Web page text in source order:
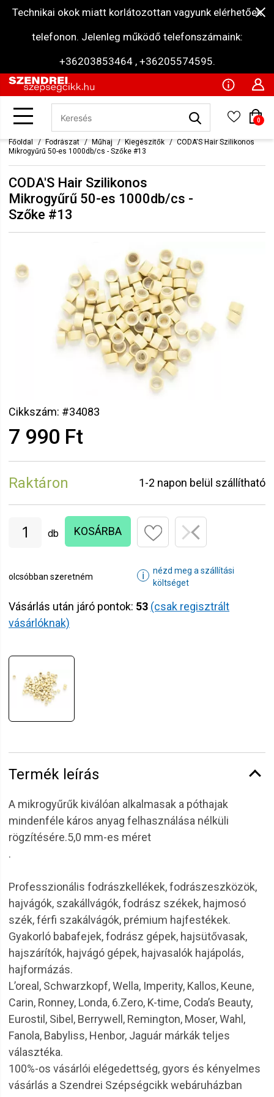
Technikai okok miatt korlátozottan vagyunk elérhetőek
telefonon. Jelenleg működő telefonszámaink:
+36203853464 , +36205574595.
0
Főoldal Fodrászat Műhaj Kiegészítők
CODA'S Hair Szilikonos
Mikrogyűrű 50-es 1000db/cs - Szőke #13
CODA'S Hair Szilikonos
Mikrogyűrű 50-es 1000db/cs -
Szőke #13
Cikkszám: #34083
7 990 Ft
Raktáron 1-2 napon belül szállítható
db KOSÁRBA
olcsóbban szeretném ℹ
nézd meg a szállítási
költséget
Vásárlás után járó pontok: 53 (csak regisztrált
vásárlóknak)
Termék leírás
A mikrogyűrűk kiválóan alkalmasak a póthajak
mindenféle káros anyag felhasználása nélküli
rögzítésére.5,0 mm-es méret
.
Professzionális fodrászkellékek, fodrászeszközök,
hajvágók, szakállvágók, fodrász székek, hajmosó
szék, férfi szakálvágók, prémium hajfestékek.
Gyakorló babafejek, fodrász gépek, hajsütővasak,
hajszárítók, hajvágó gépek, hajvasalók hajápolás,
hajformázás.
L’oreal, Schwarzkopf, Wella, Imperity, Kallos, Keune,
Carin, Ronney, Londa, 6.Zero, K-time, Coda’s Beauty,
Eurostil, Sibel, Berrywell, Remington, Moser, Wahl,
Fanola, Babyliss, Henbor, Jaguár márkák teljes
választéka.
100%-os vásárlói elégedettség, gyors és kényelmes
vásárlás a Szendrei Szépségcikk webáruházban